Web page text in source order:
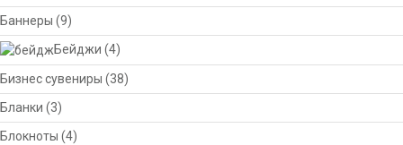
Баннеры (9)
Бейджи (4)
Бизнес сувениры (38)
Бланки (3)
Блокноты (4)